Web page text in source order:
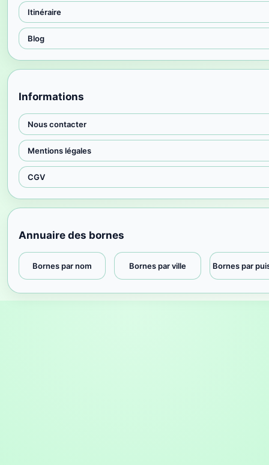
Itinéraire
Blog
Informations
Nous contacter
Mentions légales
CGV
Annuaire des bornes
Bornes par nom Bornes par ville Bornes par